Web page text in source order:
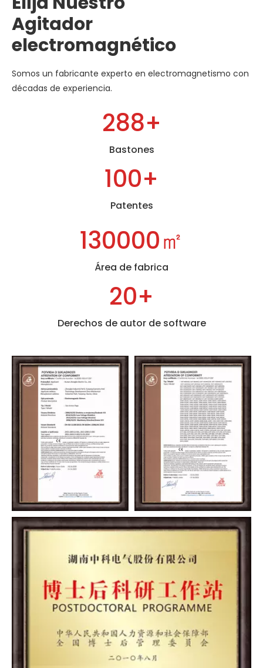
Agitador
electromagnético
Somos un fabricante experto en electromagnetismo con
décadas de experiencia.
300+
Bastones
100+
Patentes
130000㎡
Área de fabrica
20+
Derechos de autor de software